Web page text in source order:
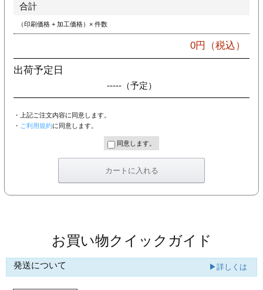
合計
（印刷価格 + 加工価格）× 件数
0円（税込）
出荷予定日
-----（予定）
・上記ご注文内容に同意します。
・ ご利用規約に同意します。
同意します。
お買い物クイックガイド
発送について ▶詳しくは